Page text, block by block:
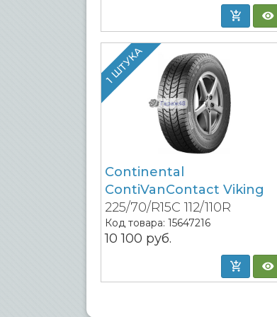
1 ШТУКА
Continental
ContiVanContact Viking
225/70/R15C 112/110R
Код товара: 15647216
10 100 руб.